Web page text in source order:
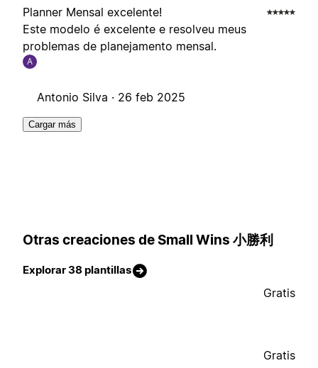
Planner Mensal excelente!
Este modelo é excelente e resolveu meus
problemas de planejamento mensal.
A
Antonio Silva · 26 feb 2025
Cargar más
Otras creaciones de Small Wins 小勝利
Explorar 38 plantillas
Gratis
Gratis